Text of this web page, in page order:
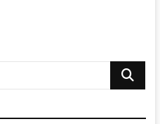
Buscar